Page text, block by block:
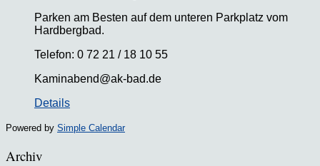
Parken am Besten auf dem unteren Parkplatz vom
Hardbergbad.
Telefon: 0 72 21 / 18 10 55
Kaminabend@ak-bad.de
Details
Powered by Simple Calendar
Archiv